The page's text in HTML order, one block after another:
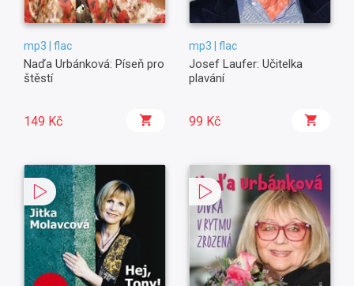
mp3 | flac
Naďa Urbánková: Píseň pro
štěstí
149 Kč
mp3 | flac
Josef Laufer: Učitelka
plavání
99 Kč